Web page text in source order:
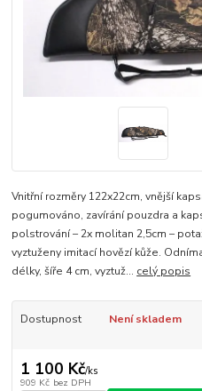
Vnitřní rozměry 122x22cm, vnější
pogumováno, zavírání pouzdra a
polstrování – 2x molitan 2,5cm –
vyztuženy imitací hovězí kůže.
délky, šíře 4 cm, vyztuž... celý popis
Dostupnost Není skladem
1 100 Kč/ks
909 Kč bez DPH